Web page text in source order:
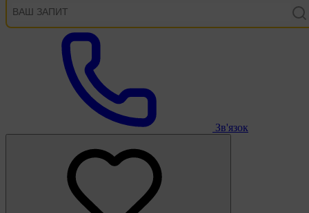
Зв'язок